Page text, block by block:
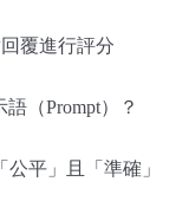
覆進行評分
（Prompt）？
平」且「準確」